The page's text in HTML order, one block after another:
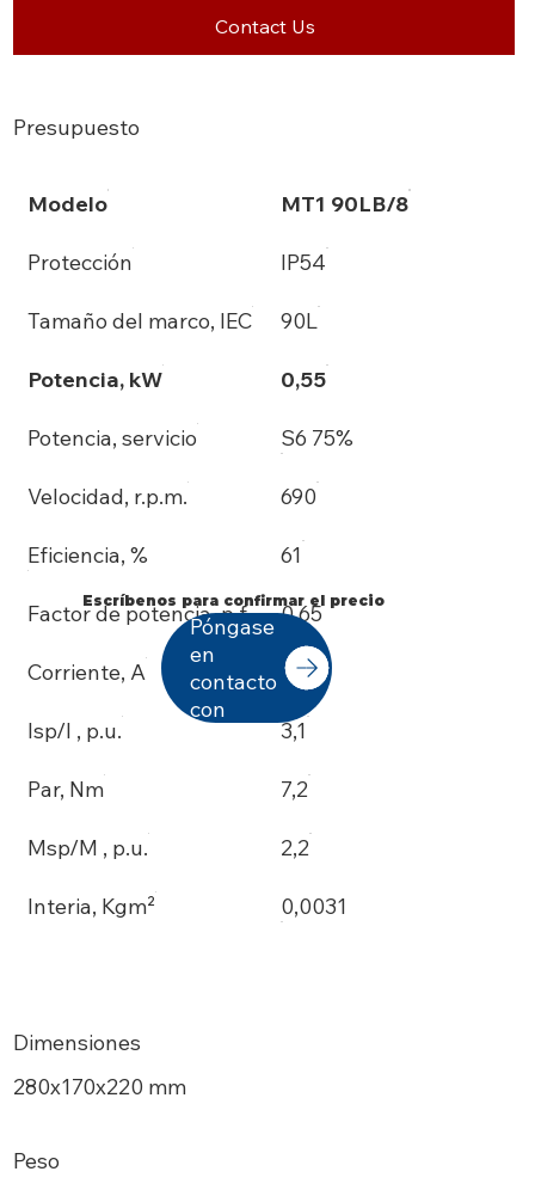
Contact Us
Presupuesto
Modelo MT1 90LB/8
Protección IP54
Tamaño del marco, IEC 90L
Potencia, kW 0,55
Potencia, servicio S6 75%
Velocidad, r.p.m. 690
Eficiencia, % 61
Factor de potencia, p.f. 0,65
Corriente, A 2,1
Isp/I , p.u. 3,1
Par, Nm 7,2
Msp/M , p.u. 2,2
Interia, Kgm² 0,0031
Dimensiones
280х170x220 mm
Peso
Escríbenos para confirmar el precio
Póngase
en
contacto
con